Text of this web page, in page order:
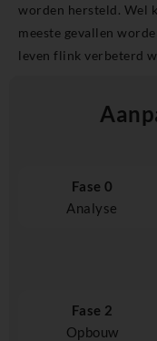
worden hersteld. Wel
meeste gevallen
leven flink verbeterd
Fase 0
Analyse
Fase 2
Opbouw